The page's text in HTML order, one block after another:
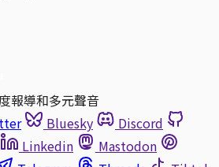
報導和多元聲音
Bluesky
Discord
Linkedin
Mastodon